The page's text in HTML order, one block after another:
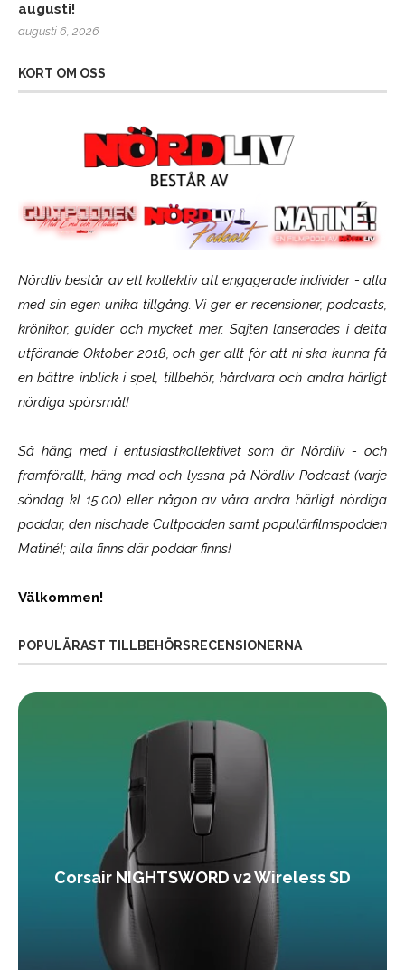
augusti!
augusti 6, 2026
KORT OM OSS
Nördliv består av ett kollektiv att engagerade individer - alla
med sin egen unika tillgång. Vi ger er recensioner, podcasts,
krönikor, guider och mycket mer. Sajten lanserades i detta
utförande Oktober 2018, och ger allt för att ni ska kunna få
en bättre inblick i spel, tillbehör, hårdvara och andra härligt
nördiga spörsmål!
Så häng med i entusiastkollektivet som ärNördliv- och
framförallt, häng med och lyssna på Nördliv Podcast (varje
söndag kl 15.00) eller någon av våra andra härligt nördiga
poddar, den nischade Cultpodden samt populärfilmspodden
Matiné!; alla finns där poddar finns!
Välkommen!
POPULÄRAST TILLBEHÖRSRECENSIONERNA
Corsair NIGHTSWORD v2 Wireless SD